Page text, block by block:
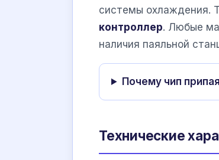
системы охлаждения.
контроллер. Любые
наличия паяльной
Почему чип
Технические